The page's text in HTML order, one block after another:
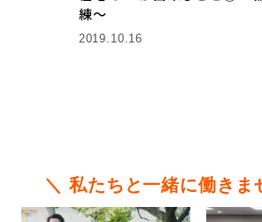
練〜
2019.10.16
＼ 私たちと一緒に働きま